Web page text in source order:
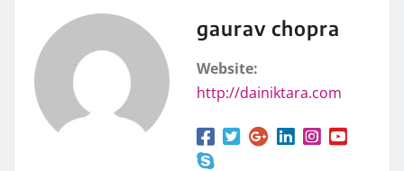
gaurav chopra
Website:
http://dainiktara.com